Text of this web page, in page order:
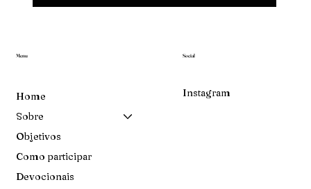
Menu
Home
Sobre
Objetivos
Como participar
Devocionais
Social
Instagram